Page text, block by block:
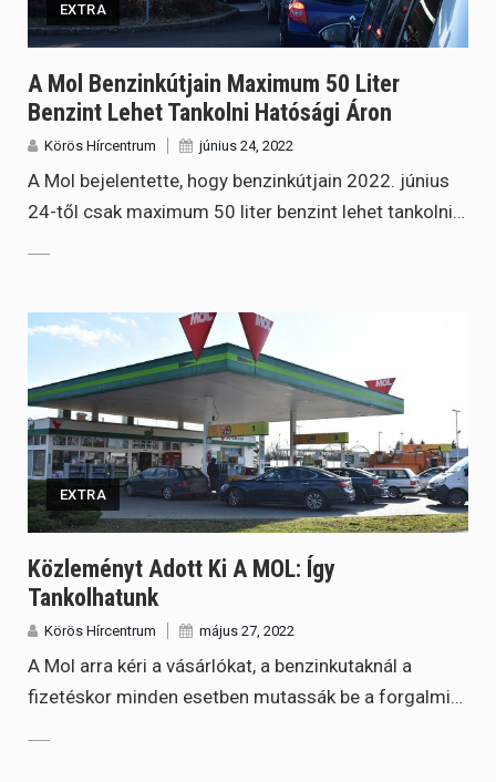
EXTRA
A Mol Benzinkútjain Maximum 50 Liter
Benzint Lehet Tankolni Hatósági Áron
Körös Hírcentrum június 24, 2022
A Mol bejelentette, hogy benzinkútjain 2022. június
24-től csak maximum 50 liter benzint lehet tankolni…
EXTRA
Közleményt Adott Ki A MOL: Így
Tankolhatunk
Körös Hírcentrum május 27, 2022
A Mol arra kéri a vásárlókat, a benzinkutaknál a
fizetéskor minden esetben mutassák be a forgalmi…